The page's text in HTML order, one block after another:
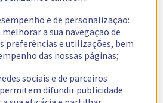
e de personalização:
a sua navegação de
preferências e utilizações, bem
das nossas páginas;
sociais e de parceiros
difundir publicidade